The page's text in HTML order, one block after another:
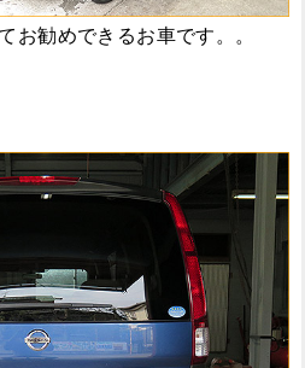
お勧めできるお車です。。